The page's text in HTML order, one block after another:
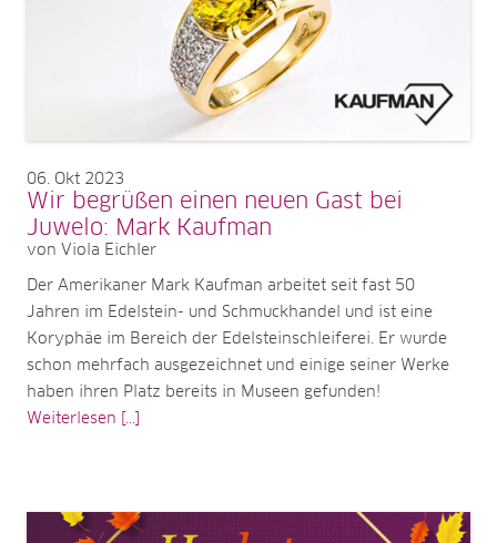
06 Okt 2023
Wir begrüßen einen neuen Gast bei
Juwelo: Mark Kaufman
von Viola Eichler
Der Amerikaner Mark Kaufman arbeitet seit fast 50
Jahren im Edelstein- und Schmuckhandel und ist eine
Koryphäe im Bereich der Edelsteinschleiferei. Er wurde
schon mehrfach ausgezeichnet und einige seiner Werke
haben ihren Platz bereits in Museen gefunden!
Weiterlesen [...]